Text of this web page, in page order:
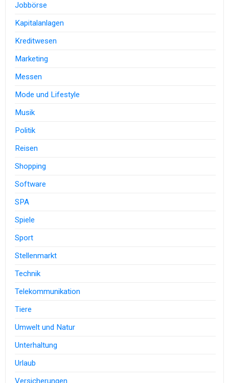
Jobbörse
Kapitalanlagen
Kreditwesen
Marketing
Messen
Mode und Lifestyle
Musik
Politik
Reisen
Shopping
Software
SPA
Spiele
Sport
Stellenmarkt
Technik
Telekommunikation
Tiere
Umwelt und Natur
Unterhaltung
Urlaub
Versicherungen